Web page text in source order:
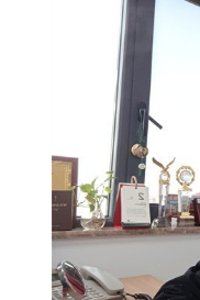
书
誉